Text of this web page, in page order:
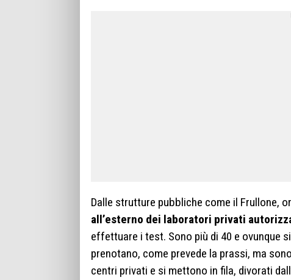
Dalle strutture pubbliche come il Frullone,
all’esterno dei laboratori privati
effettuare i test. Sono più di 40 e ovunque
prenotano, come prevede la prassi, ma
centri privati e si mettono in fila, divorati